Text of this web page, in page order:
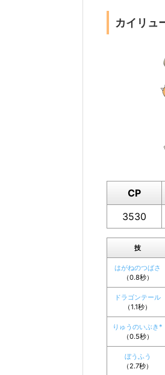
カイリュ
CP
3530
技
はがねのつばさ
（0.8秒）
ドラゴンテール
（1.1秒）
りゅうのいぶき*
（0.5秒）
ぼうふう
（2.7秒）